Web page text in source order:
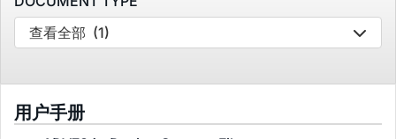
查看全部 (1)
用户手册